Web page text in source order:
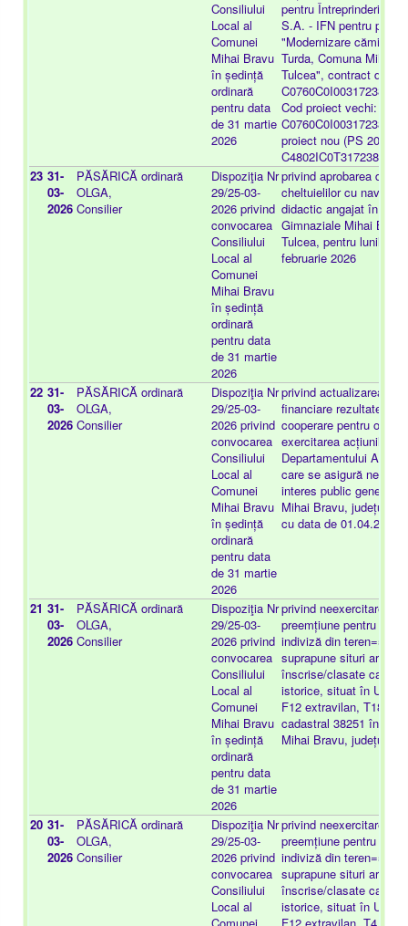
Consiliului
Local al
Comunei
Mihai Bravu
în ședință
ordinară
pentru data
de 31 martie
2026
pentru Întreprinderi
S.A. - IFN pentru
"Modernizare cămin
Turda, Comuna Mihai
Tulcea", contract de
Cod proiect vechi:
proiect nou (PS 2023-
23 31-
03-
2026
PĂSĂRICĂ
OLGA,
Consilier
ordinară
Dispoziţia Nr
29/25-03-
2026 privind
convocarea
Consiliului
Local al
Comunei
Mihai Bravu
în ședință
ordinară
pentru data
de 31 martie
2026
privind aprobarea
cheltuielilor cu naveta
didactic angajat în
Gimnaziale Mihai
Tulcea, pentru lunile
februarie 2026
22 31-
03-
2026
PĂSĂRICĂ
OLGA,
Consilier
ordinară
Dispoziţia Nr
29/25-03-
2026 privind
convocarea
Consiliului
Local al
Comunei
Mihai Bravu
în ședință
ordinară
pentru data
de 31 martie
2026
privind actualizarea
financiare rezultate din
cooperare pentru
exercitarea acțiunilor
Departamentului
care se asigură
interes public general
Mihai Bravu, județul
cu data de 01.04.2026
21 31-
03-
2026
PĂSĂRICĂ
OLGA,
Consilier
ordinară
Dispoziţia Nr
29/25-03-
2026 privind
convocarea
Consiliului
Local al
Comunei
Mihai Bravu
în ședință
ordinară
pentru data
de 31 martie
2026
privind neexercitarea
preemțiune pentru
indiviză din teren=5000
suprapune situri
înscrise/clasate ca
istorice, situat în
F12 extravilan, T18,
cadastral 38251 în CF
Mihai Bravu, județul
20 31-
03-
2026
PĂSĂRICĂ
OLGA,
Consilier
ordinară
Dispoziţia Nr
29/25-03-
2026 privind
convocarea
Consiliului
Local al
privind neexercitarea
preemțiune pentru
indiviză din teren=5000
suprapune situri
înscrise/clasate ca
istorice, situat în